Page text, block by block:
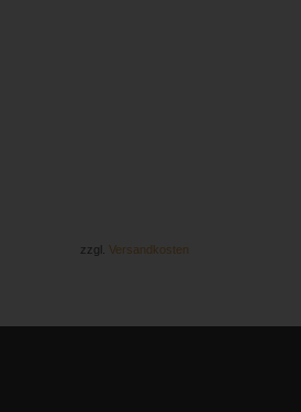
zzgl. Versandkosten